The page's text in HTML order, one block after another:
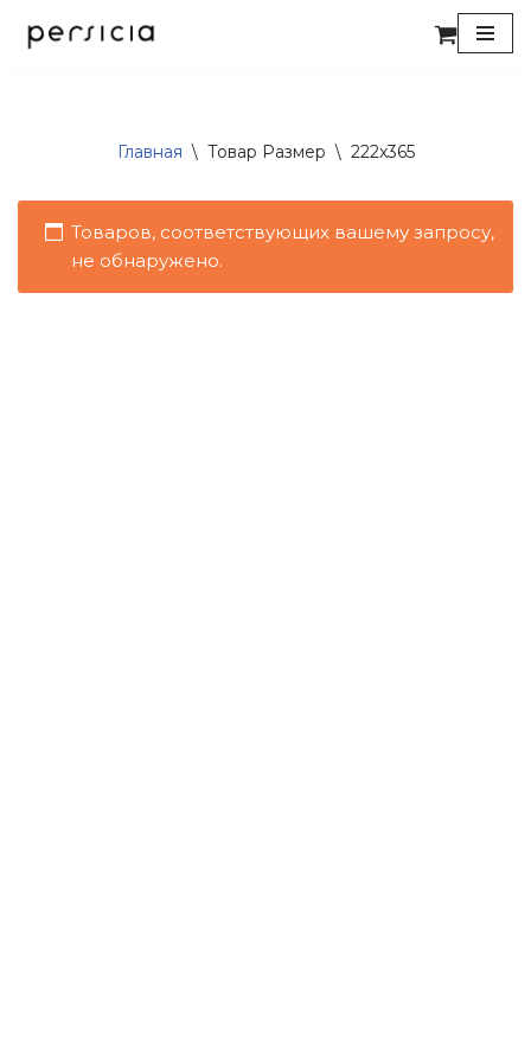
Главная \ Товар Размер \ 222x365
Товаров, соответствующих вашему запросу,
не обнаружено.